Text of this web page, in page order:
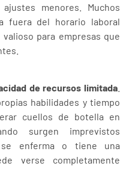
menores. Muchos
fuera del horario laboral
para empresas que
de recursos limitada
habilidades y tiempo
cuellos de botella en
surgen imprevistos
enferma o tiene una
verse completamente